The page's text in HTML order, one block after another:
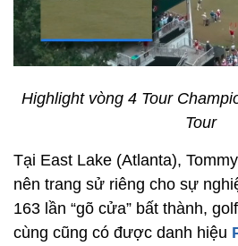
Highlight vòng 4 Tour
Tour
Tại East Lake (Atlanta),
nên trang sử riêng cho sự
163 lần “gõ cửa” bất thành,
cùng cũng có được danh hiệu